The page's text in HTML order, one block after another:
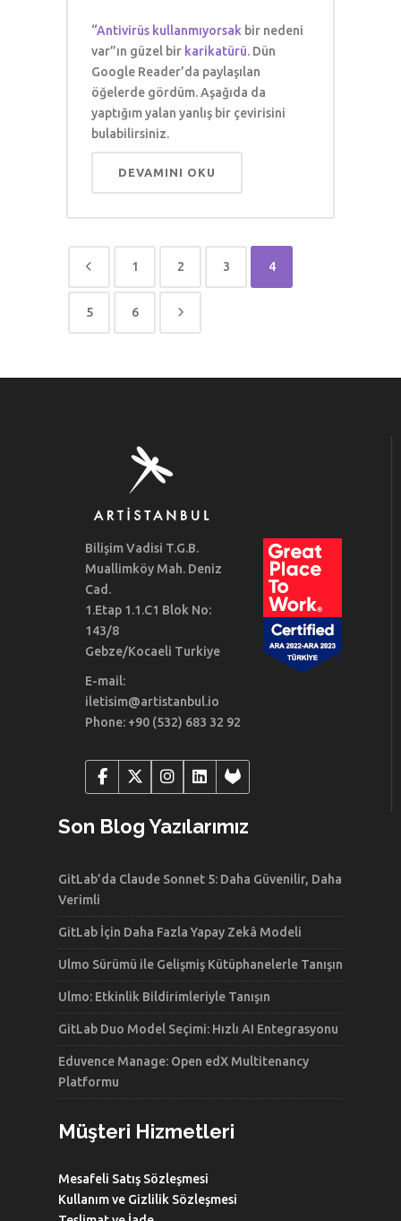
“Antivirüs kullanmıyorsak bir nedeni
var”ın güzel bir karikatürü. Dün
Google Reader’da paylaşılan
öğelerde gördüm. Aşağıda da
yaptığım yalan yanlış bir çevirisini
bulabilirsiniz.
DEVAMINI OKU
1 2 3 4
5 6
Bilişim Vadisi T.G.B.
Muallimköy Mah. Deniz
Cad.
1.Etap 1.1.C1 Blok No:
143/8
Gebze/Kocaeli Turkiye
E-mail:
iletisim@artistanbul.io
Phone: +90 (532) 683 32 92
Son Blog Yazılarımız
GitLab’da Claude Sonnet 5: Daha Güvenilir, Daha
Verimli
GitLab İçin Daha Fazla Yapay Zekâ Modeli
Ulmo Sürümü ile Gelişmiş Kütüphanelerle Tanışın
Ulmo: Etkinlik Bildirimleriyle Tanışın
GitLab Duo Model Seçimi: Hızlı AI Entegrasyonu
Eduvence Manage: Open edX Multitenancy
Platformu
Müşteri Hizmetleri
Mesafeli Satış Sözleşmesi
Kullanım ve Gizlilik Sözleşmesi